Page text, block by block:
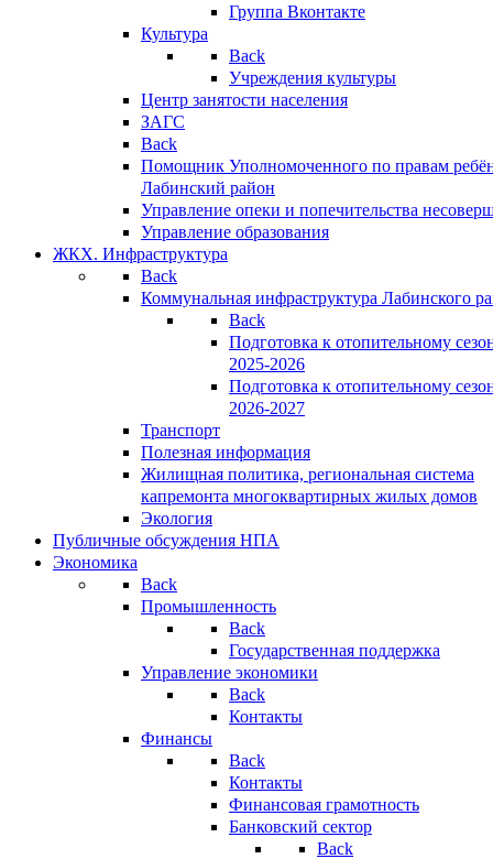
Группа Вконтакте
Культура
Back
Учреждения культуры
Центр занятости населения
ЗАГС
Back
Помощник Уполномоченного по правам
Лабинский район
Управление опеки и попечительства
Управление образования
ЖКХ. Инфраструктура
Back
Коммунальная инфраструктура Лабинского
Back
Подготовка к отопительному
2025-2026
Подготовка к отопительному
2026-2027
Транспорт
Полезная информация
Жилищная политика, региональная система
капремонта многоквартирных жилых домов
Экология
Публичные обсуждения НПА
Экономика
Back
Промышленность
Back
Государственная поддержка
Управление экономики
Back
Контакты
Финансы
Back
Контакты
Финансовая грамотность
Банковский сектор
Back